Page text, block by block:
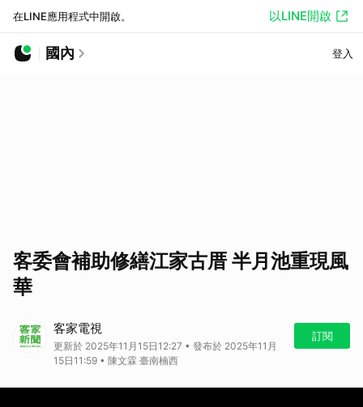
在LINE應用程式中開啟。 以LINE開啟
國內 登入
客委會補助修繕江家古厝 半月池重現風
華
客家電視
更新於 2025年11月15日12:27 • 發布於 2025年11月
15日11:59 • 陳文霖 臺南楠西
訂閱